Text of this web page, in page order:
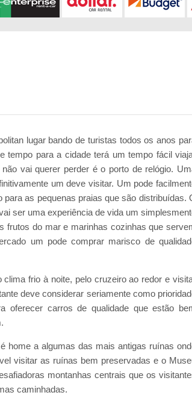
lugar bando de turistas todos os anos
tempo para a cidade terá um tempo fácil
vai querer perder é o porto de relógio.
um deve visitar. Um pode
as pequenas praias que são distribuídas.
ser uma experiência de vida um
frutos do mar e marinhas cozinhas que
um pode comprar marisco de
frio à noite, pelo cruzeiro ao redor e
deve considerar seriamente como
oferecer carros de qualidade que estão
home a algumas das mais antigas ruínas
visitar as ruínas bem preservadas e o
montanhas centrais que os
caminhadas.